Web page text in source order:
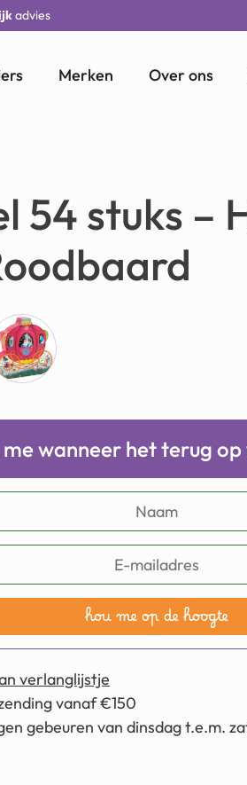
advies
Merken Over ons
54 stuks –
wanneer het terug
hou me op de hoogte
verlanglijstje
vanaf €150
gebeuren van dinsdag t.e.m.